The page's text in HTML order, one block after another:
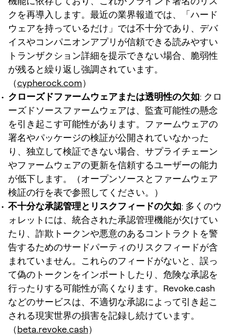
クを再導入します。最近の業界報道では、「ハード
ウェアを持っているだけ」では不十分であり、デバ
イスやコンパニオンアプリが信頼できる読みやすい
トランザクション詳細を提示できない場合、脆弱性
が残ると繰り返し強調されています。
（cypherock.com）
クローズドファームウェアまたは透明性の欠如: クロ
ーズドソースファームウェアは、監査可能性の懸念
を引き起こす可能性があります。ファームウェアの
署名やパッケージの検証が公開されていなかった
り、独立して検証できない場合、サプライチェーン
やファームウェアの更新を信頼するユーザーの能力
が低下します。（オープンソースとファームウェア
検証の行を表で参照してください。）
不十分な承認管理とリスクフィードの欠如: 多くのウ
ォレットには、統合された承認管理機能が欠けてい
たり、詐欺トークンや悪意のあるコントラクトを警
告するためのサードパーティのリスクフィードが含
まれていません。これらのフィードがないと、誤っ
て偽のトークンをインポートしたり、危険な承認を
行ったりする可能性が高くなります。Revoke.cash
などのサービスは、不適切な承認によって引き起こ
される現実世界の損害を記録し続けています。
（beta.revoke.cash）